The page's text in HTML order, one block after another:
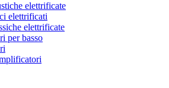
elettrificate
elettrificati
elettrificate
per basso